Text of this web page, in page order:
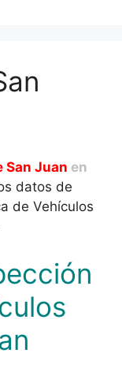
San Juan en
datos de
de Vehículos